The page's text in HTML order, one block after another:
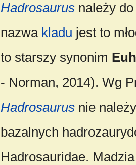
Hadrosaurusnależy do
nazwa kladu jest to
to starszy synonim
- Norman, 2014). Wg
Hadrosaurusnie
bazalnych
Hadrosauridae.